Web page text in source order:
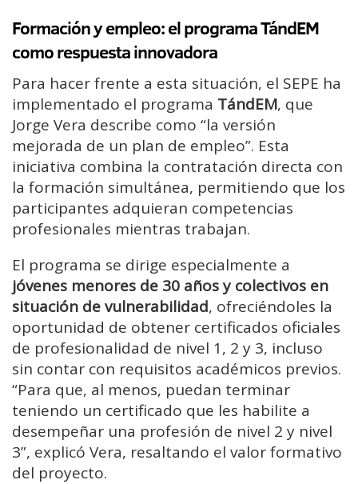
Formación y empleo: el programa TándEM
como respuesta innovadora
Para hacer frente a esta situación, el SEPE ha
implementado el programa TándEM, que
Jorge Vera describe como “la versión
mejorada de un plan de empleo”. Esta
iniciativa combina la contratación directa con
la formación simultánea, permitiendo que los
participantes adquieran competencias
profesionales mientras trabajan.
El programa se dirige especialmente a
jóvenes menores de 30 años y colectivos en
situación de vulnerabilidad, ofreciéndoles la
oportunidad de obtener certificados oficiales
de profesionalidad de nivel 1, 2 y 3, incluso
sin contar con requisitos académicos previos.
“Para que, al menos, puedan terminar
teniendo un certificado que les habilite a
desempeñar una profesión de nivel 2 y nivel
3”, explicó Vera, resaltando el valor formativo
del proyecto.